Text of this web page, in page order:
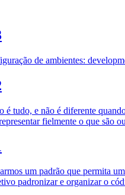
de ambientes:
é tudo, e não é diferente
fielmente o que são
um padrão que permita
padronizar e organizar o